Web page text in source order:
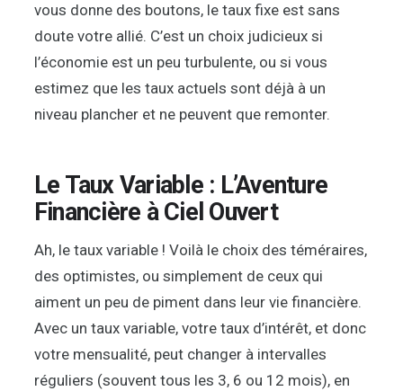
vous donne des boutons, le taux fixe est sans
doute votre allié. C’est un choix judicieux si
l’économie est un peu turbulente, ou si vous
estimez que les taux actuels sont déjà à un
niveau plancher et ne peuvent que remonter.
Le Taux Variable : L’Aventure
Financière à Ciel Ouvert
Ah, le taux variable ! Voilà le choix des téméraires,
des optimistes, ou simplement de ceux qui
aiment un peu de piment dans leur vie financière.
Avec un taux variable, votre taux d’intérêt, et donc
votre mensualité, peut changer à intervalles
réguliers (souvent tous les 3, 6 ou 12 mois), en